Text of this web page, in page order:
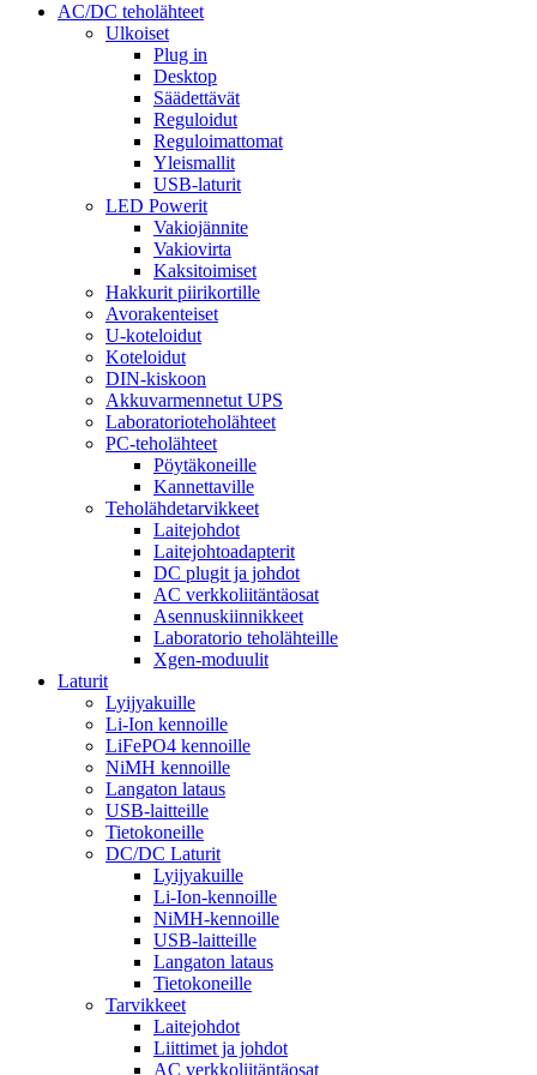
AC/DC teholähteet
Ulkoiset
Plug in
Desktop
Säädettävät
Reguloidut
Reguloimattomat
Yleismallit
USB-laturit
LED Powerit
Vakiojännite
Vakiovirta
Kaksitoimiset
Hakkurit piirikortille
Avorakenteiset
U-koteloidut
Koteloidut
DIN-kiskoon
Akkuvarmennetut UPS
Laboratorioteholähteet
PC-teholähteet
Pöytäkoneille
Kannettaville
Teholähdetarvikkeet
Laitejohdot
Laitejohtoadapterit
DC plugit ja johdot
AC verkkoliitäntäosat
Asennuskiinnikkeet
Laboratorio teholähteille
Xgen-moduulit
Laturit
Lyijyakuille
Li-Ion kennoille
LiFePO4 kennoille
NiMH kennoille
Langaton lataus
USB-laitteille
Tietokoneille
DC/DC Laturit
Lyijyakuille
Li-Ion-kennoille
NiMH-kennoille
USB-laitteille
Langaton lataus
Tietokoneille
Tarvikkeet
Laitejohdot
Liittimet ja johdot
AC verkkoliitäntäosat